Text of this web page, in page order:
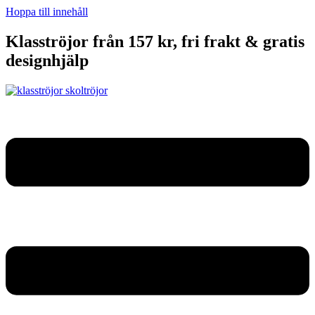
Hoppa till innehåll
Klasströjor från 157 kr, fri frakt & gratis
designhjälp